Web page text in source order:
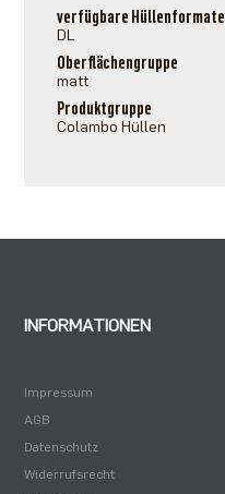
verfügbare Hüllenformate
DL
Oberflächengruppe
matt
Produktgruppe
Colambo Hüllen
INFORMATIONEN
Impressum
AGB
Datenschutz
Widerrufsrecht